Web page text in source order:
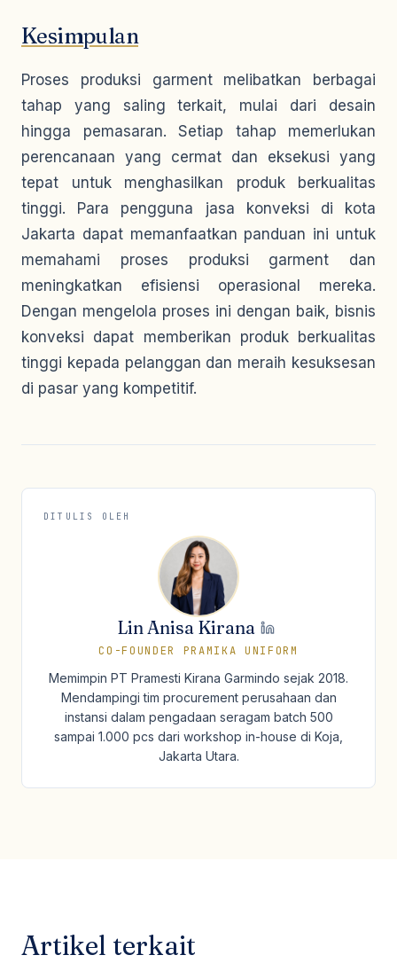
Kesimpulan
Proses produksi garment melibatkan berbagai
tahap yang saling terkait, mulai dari desain
hingga pemasaran. Setiap tahap memerlukan
perencanaan yang cermat dan eksekusi yang
tepat untuk menghasilkan produk berkualitas
tinggi. Para pengguna jasa konveksi di kota
Jakarta dapat memanfaatkan panduan ini untuk
memahami proses produksi garment dan
meningkatkan efisiensi operasional mereka.
Dengan mengelola proses ini dengan baik, bisnis
konveksi dapat memberikan produk berkualitas
tinggi kepada pelanggan dan meraih kesuksesan
di pasar yang kompetitif.
DITULIS OLEH
Lin Anisa Kirana
CO-FOUNDER PRAMIKA UNIFORM
Memimpin PT Pramesti Kirana Garmindo sejak 2018.
Mendampingi tim procurement perusahaan dan
instansi dalam pengadaan seragam batch 500
sampai 1.000 pcs dari workshop in-house di Koja,
Jakarta Utara.
Artikel terkait